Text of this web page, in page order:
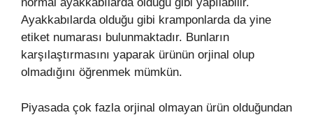
Ayakkabılarda olduğu gibi kramponlarda da yine
etiket numarası bulunmaktadır. Bunların
karşılaştırmasını yaparak ürünün orjinal olup
olmadığını öğrenmek mümkün.
Piyasada çok fazla orjinal olmayan ürün olduğundan